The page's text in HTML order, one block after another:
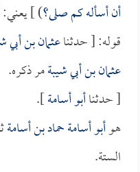
أن أسأله كم صلى؟) ] يعني:
قوله: [ حدثناعثمان بن أبي
عثمان بن أبي شيبةمر ذكره.
[ حدثناأبو أسامة].
هوأبو أسامة حماد بن أسامة
الستة.